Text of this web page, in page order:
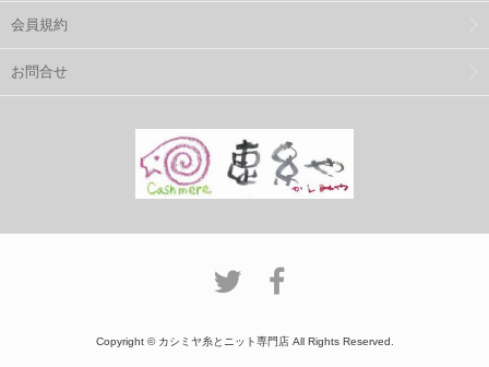
会員規約
お問合せ
Copyright © カシミヤ糸とニット専門店 All Rights Reserved.